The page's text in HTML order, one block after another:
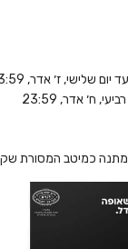
עד יום שלישי, ז׳ אדר, 23:59 (24/02/26)
ח׳ אדר, 23:59
מתנה כמיטב המסורת